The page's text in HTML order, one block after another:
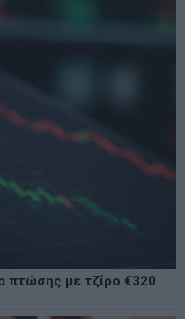
πτώσης με τζίρο €320